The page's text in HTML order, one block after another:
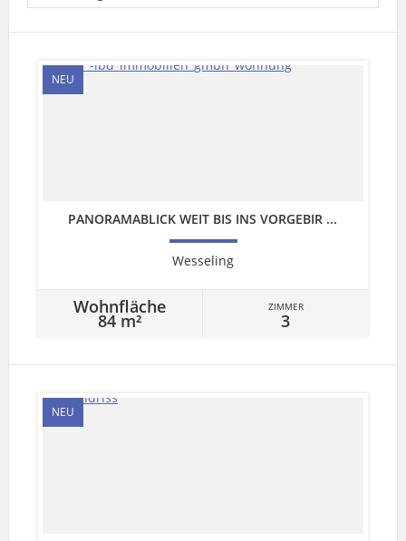
NEU
PANORAMABLICK WEIT BIS INS VORGEBIR ...
Wesseling
Wohnfläche
84 m²
ZIMMER
3
NEU